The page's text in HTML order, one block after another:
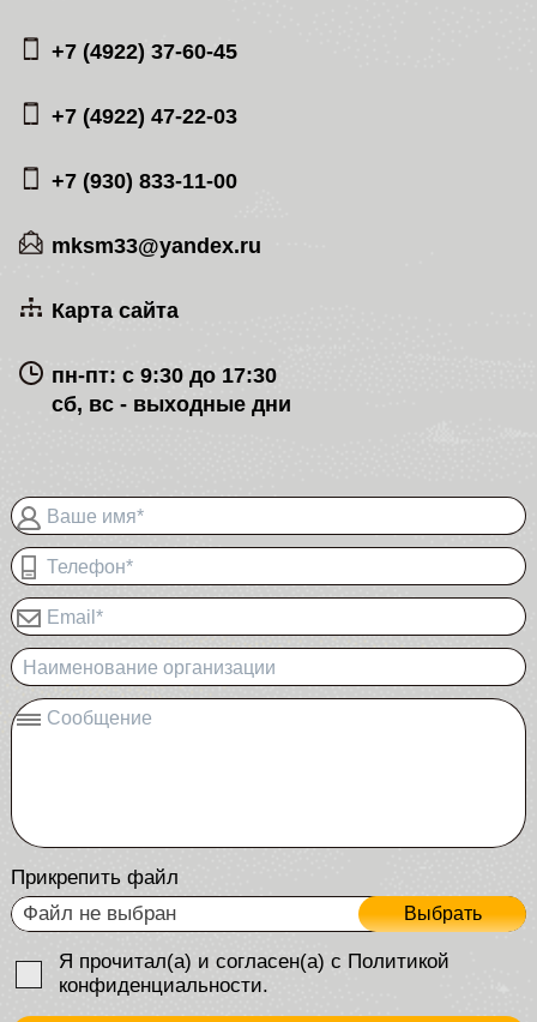
+7 (4922) 37-60-45
+7 (4922) 47-22-03
+7 (930) 833-11-00
mksm33@yandex.ru
Карта сайта
пн-пт: с 9:30 до 17:30
сб, вс - выходные дни
Ваше имя*
Телефон*
Email*
Наименование организации
Сообщение
Прикрепить файл
Выбрать
Файл не выбран
Я прочитал(а) и согласен(а) с Политикой
конфиденциальности.